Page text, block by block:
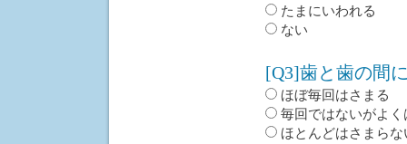
たまにいわれる
ない
[Q3]歯と歯の間
ほぼ毎回はさまる
毎回ではないがよく
ほとんどはさまらな